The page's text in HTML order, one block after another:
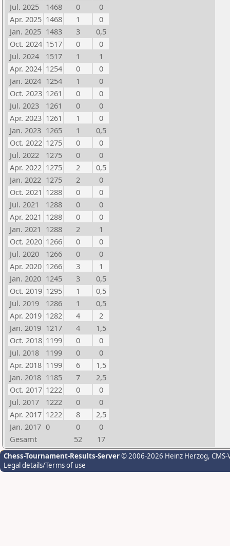
Jul. 2025
1468 0
0
Apr. 2025 1468 1
0
Jan. 2025 1483 3
0,5
Oct. 2024 1517 0
0
Jul. 2024
1517 1
1
Apr. 2024 1254 0
0
Jan. 2024 1254 1
0
Oct. 2023 1261 0
0
Jul. 2023
1261 0
0
Apr. 2023 1261 1
0
Jan. 2023 1265 1
0,5
Oct. 2022 1275 0
0
Jul. 2022
1275 0
0
Apr. 2022 1275 2
0,5
Jan. 2022 1275 2
0
Oct. 2021 1288 0
0
Jul. 2021
1288 0
0
Apr. 2021 1288 0
0
Jan. 2021 1288 2
1
Oct. 2020 1266 0
0
Jul. 2020
1266 0
0
Apr. 2020 1266 3
1
Jan. 2020 1245 3
0,5
Oct. 2019 1295 1
0,5
Jul. 2019
1286 1
0,5
Apr. 2019 1282 4
2
Jan. 2019 1217 4
1,5
Oct. 2018 1199 0
0
Jul. 2018
1199 0
0
Apr. 2018 1199 6
1,5
Jan. 2018 1185 7
2,5
Oct. 2017 1222 0
0
Jul. 2017
1222 0
0
Apr. 2017 1222 8
2,5
Jan. 2017 0 0
0
Gesamt
52 17
Chess-Tournament-Results-Server© 2006-2026 Heinz Herzog,
Legal details/Terms of use